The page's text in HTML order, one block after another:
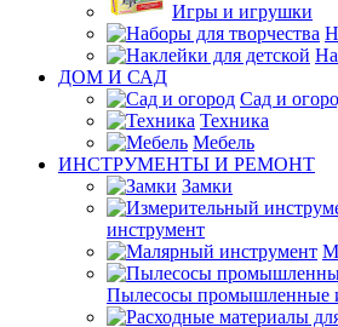
Игры и игрушки
ДОМ И САД
Сад и
Техника
Мебель
ИНСТРУМЕНТЫ И РЕМОНТ
Замки
инструмент
Пылесосы промышленные